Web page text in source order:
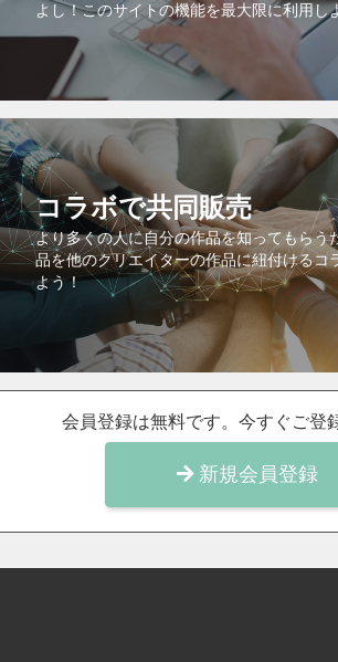
よし！このサイトの機能を最大限に利用し
コラボで共同販売
より多くの人に自分の作品を知ってもらう
品を他のクリエイターの作品に紐付けるコ
よう！
会員登録は無料です。今すぐご登
新規会員登録